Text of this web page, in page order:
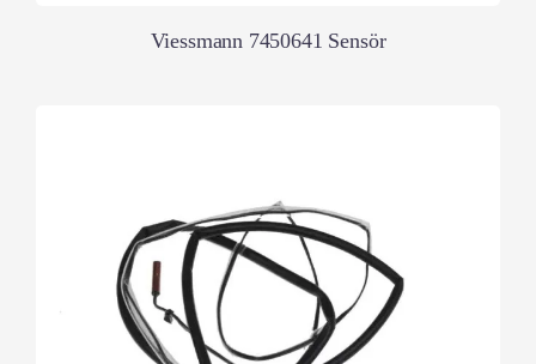
Viessmann 7450641 Sensör